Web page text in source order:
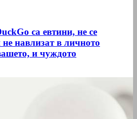
са евтини, не се
навлизат в личното
и чуждото